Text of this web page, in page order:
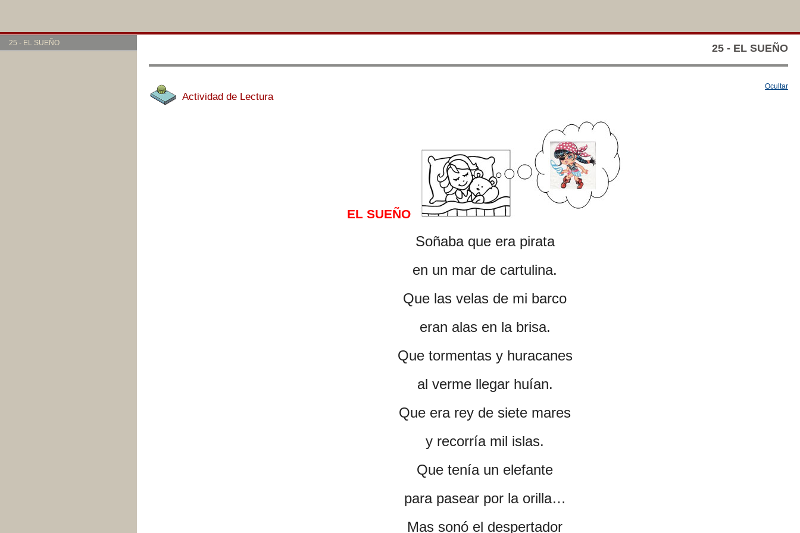
25 - EL SUEÑO 25 - EL SUEÑO
Actividad de Lectura
Ocultar
EL SUEÑO
Soñaba que era pirata
en un mar de cartulina.
Que las velas de mi barco
eran alas en la brisa.
Que tormentas y huracanes
al verme llegar huían.
Que era rey de siete mares
y recorría mil islas.
Que tenía un elefante
para pasear por la orilla…
Mas sonó el despertador